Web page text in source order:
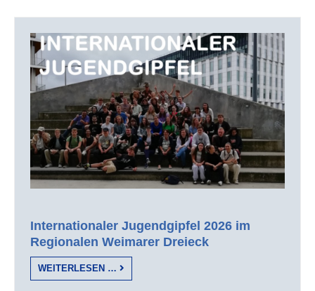
Internationaler Jugendgipfel 2026 im
Regionalen Weimarer Dreieck
WEITERLESEN …